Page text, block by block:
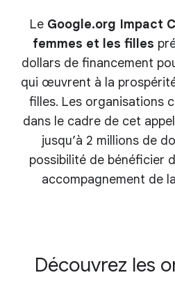
Le Google.org Impact
femmes et les filles
dollars de financement
qui œuvrent à la
filles. Les organisations
dans le cadre de cet
jusqu’à 2 millions de
possibilité de bénéficier
accompagnement de
Découvrez les